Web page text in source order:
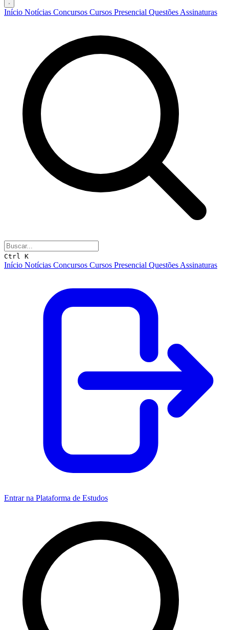
Início Notícias Concursos Cursos Presencial Questões Assinaturas
Ctrl K
Início Notícias Concursos Cursos Presencial Questões Assinaturas
Entrar na Plataforma de Estudos